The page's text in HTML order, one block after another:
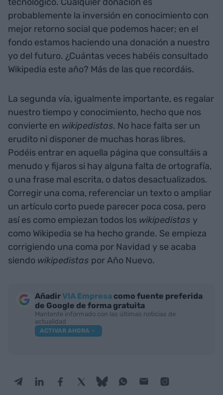
probablemente la inversión en conocimiento con
mejor retorno social que podemos hacer; en el
fondo estamos haciendo una donación a nuestro
yo del futuro. ¿Cuántas veces habéis consultado
Wikipedia este año? Más de las que recordáis.
La segunda vía, igualmente importante, es regalar
nuestro tiempo y conocimiento, hecho que nos
convierte en wikipedistas. No hace falta ser un
erudito ni disponer de muchas horas libres.
Podéis entrar en aquella página que consultáis a
menudo y fijaros si hay alguna falta de ortografía,
o una frase mal escrita, o datos desactualizados.
Corregir una coma, referenciar un texto o ampliar
un artículo corto puede parecer poca cosa, pero
así es como empiezan todos los wikipedistas y
como Wikipedia se ha hecho grande. Se empieza
corrigiendo una coma por Navidad y se acaba
siendo wikipedistas por Año Nuevo.
AñadirVIA Empresa como fuente preferida
de Google de forma gratuita
Mantente informado con las últimas noticias de
actualidad
ACTIVAR AHORA